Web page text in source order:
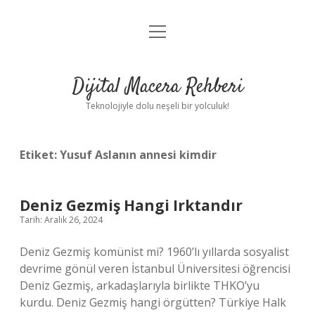
Anasayfa
Yasal Uyarı
menüyü
Dijital Macera Rehberi
Teknolojiyle dolu neşeli bir yolculuk!
Etiket:Yusuf Aslanın annesi kimdir
Deniz Gezmiş Hangi Irktandır
Tarih: Aralık 26, 2024
Deniz Gezmiş komünist mi? 1960’lı yıllarda sosyalist
devrime gönül veren İstanbul Üniversitesi öğrencisi
Deniz Gezmiş, arkadaşlarıyla birlikte THKO’yu
kurdu. Deniz Gezmiş hangi örgütten? Türkiye Halk